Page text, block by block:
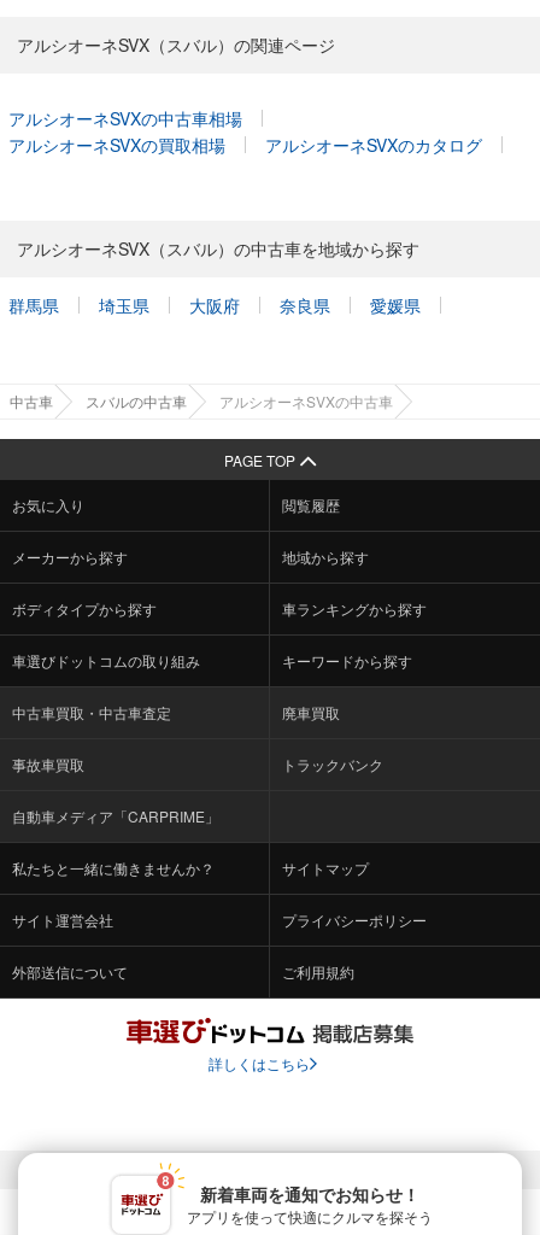
新着車両を通知でお知らせ！
アプリを使って快適にクルマを探そう
アルシオーネSVX（スバル）の関連ページ
アルシオーネSVXの中古車相場
アルシオーネSVXの買取相場
アルシオーネSVXのカタログ
アルシオーネSVX（スバル）の中古車を地域から探す
群馬県 埼玉県 大阪府 奈良県 愛媛県
中古車 スバルの中古車 アルシオーネSVXの中古車
PAGE TOP
お気に入り 閲覧履歴
メーカーから探す 地域から探す
ボディタイプから探す 車ランキングから探す
車選びドットコムの取り組み キーワードから探す
中古車買取・中古車査定 廃車買取
事故車買取 トラックバンク
自動車メディア「CARPRIME」
私たちと一緒に働きませんか？ サイトマップ
サイト運営会社 プライバシーポリシー
外部送信について ご利用規約
詳しくはこちら
© Fabrica Communications Co., LTD.
当サイトを運営する株式会社ファブリカコミュニケーションズ